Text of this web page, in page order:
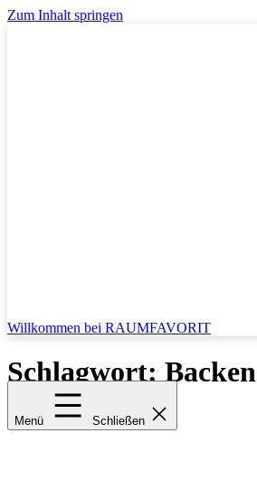
Zum Inhalt springen
Willkommen bei RAUMFAVORIT
Menü Schließen
Schlagwort: Backen
Rosti